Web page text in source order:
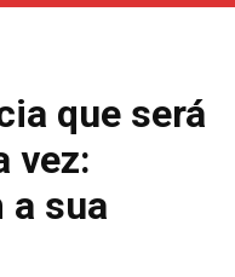
que será
vez:
a sua